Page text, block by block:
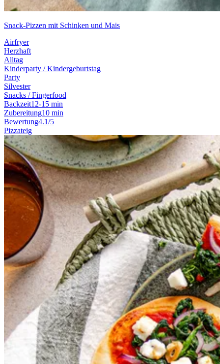
Snack-Pizzen mit Schinken und Mais
Airfryer
Herzhaft
Alltag
Kinderparty / Kindergeburtstag
Party
Silvester
Snacks / Fingerfood
Backzeit12-15 min
Zubereitung10 min
Bewertung4.1/5
Pizzateig